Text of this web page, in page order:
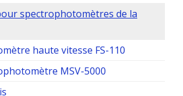
spectrophotomètres de la
haute vitesse FS-110
MSV-5000